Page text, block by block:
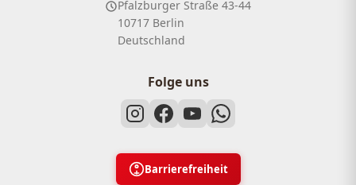
Pfalzburger Straße 43-44
10717 Berlin
Deutschland
Folge uns
Barrierefreiheit